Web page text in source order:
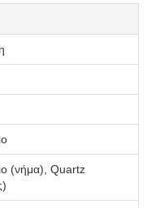
(νήμα), Quartz